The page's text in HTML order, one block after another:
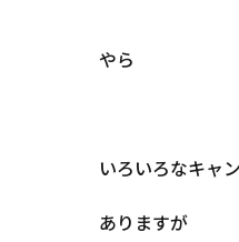
やら
いろいろなキャ
ありますが